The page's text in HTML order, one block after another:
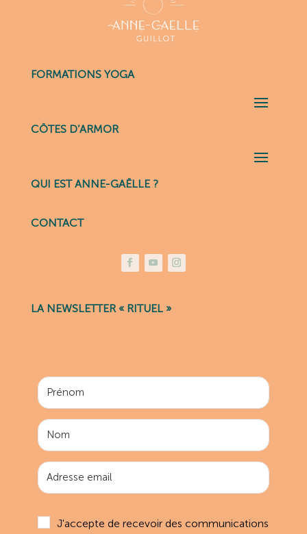
FORMATIONS YOGA
CÔTES D’ARMOR
QUI EST ANNE-GAËLLE ?
CONTACT
LA NEWSLETTER « RITUEL »
J'accepte de recevoir des communications